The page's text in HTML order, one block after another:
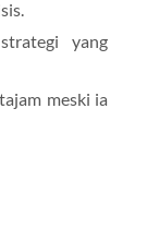
yang
meski ia